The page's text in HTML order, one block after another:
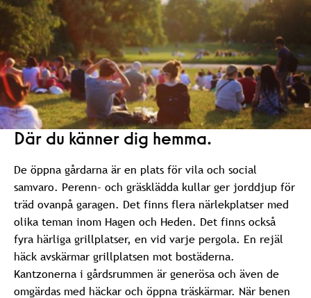
Där du känner dig hemma.
De öppna gårdarna är en plats för vila och social
samvaro. Perenn- och gräsklädda kullar ger jorddjup för
träd ovanpå garagen. Det finns flera närlekplatser med
olika teman inom Hagen och Heden. Det finns också
fyra härliga grillplatser, en vid varje pergola. En rejäl
häck avskärmar grillplatsen mot bostäderna.
Kantzonerna i gårdsrummen är generösa och även de
omgärdas med häckar och öppna träskärmar. När benen